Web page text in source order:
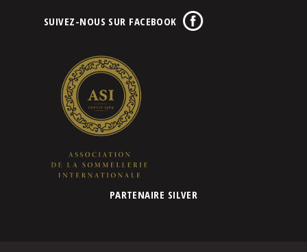
SUIVEZ-NOUS SUR FACEBOOK
PARTENAIRE SILVER